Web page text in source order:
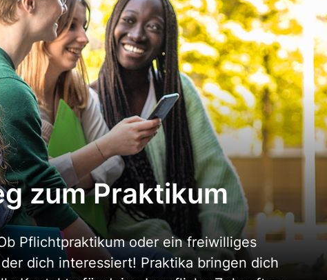
zum Praktikum
Pflichtpraktikum oder ein freiwilliges
dich interessiert! Praktika bringen dich